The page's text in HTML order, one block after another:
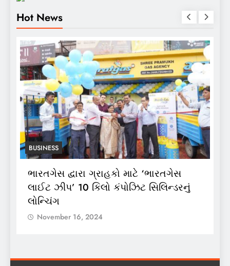
Hot News
BUSINESS
ભારતગેસ દ્વારા ગ્રાહકો માટે ‘ભારતગેસ
લાઈટ ઝીપ’ 10 કિલો કંપોઝિટ સિલિન્ડરનું
લોન્ચિંગ
November 16, 2024